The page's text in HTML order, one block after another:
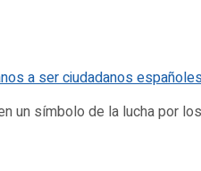
un símbolo de la lucha por